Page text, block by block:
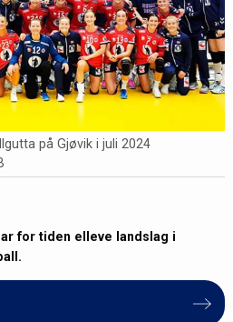
på Gjøvik i juli 2024
for tiden elleve landslag i